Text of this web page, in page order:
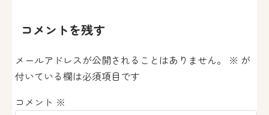
ゲ
シ
ョ
コメントを残す
メールアドレスが公開されることはありません。 ※ が
付いている欄は必須項目です
コメント ※